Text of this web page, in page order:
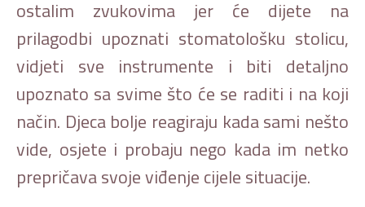
ostalim zvukovima jer će dijete na
prilagodbi upoznati stomatološku stolicu,
vidjeti sve instrumente i biti detaljno
upoznato sa svime što će se raditi i na koji
način. Djeca bolje reagiraju kada sami nešto
vide, osjete i probaju nego kada im netko
prepričava svoje viđenje cijele situacije.